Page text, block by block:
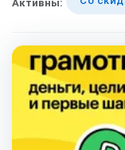
Активны: